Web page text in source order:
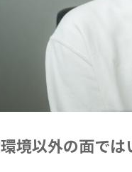
境以外の面では